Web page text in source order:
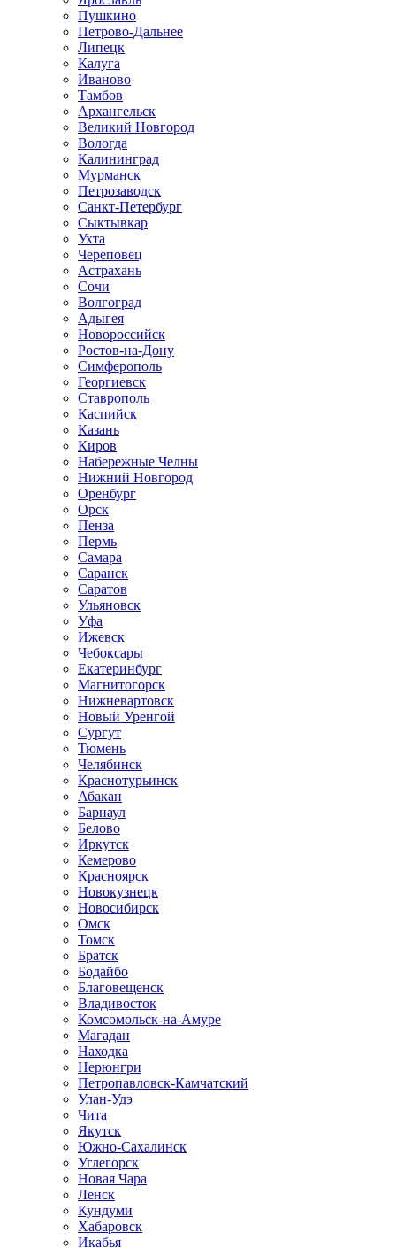
Пушкино
Петрово-Дальнее
Липецк
Калуга
Иваново
Тамбов
Архангельск
Великий Новгород
Вологда
Калининград
Мурманск
Петрозаводск
Санкт-Петербург
Сыктывкар
Ухта
Череповец
Астрахань
Сочи
Волгоград
Адыгея
Новороссийск
Ростов-на-Дону
Симферополь
Георгиевск
Ставрополь
Каспийск
Казань
Киров
Набережные Челны
Нижний Новгород
Оренбург
Орск
Пенза
Пермь
Самара
Саранск
Саратов
Ульяновск
Уфа
Ижевск
Чебоксары
Екатеринбург
Магнитогорск
Нижневартовск
Новый Уренгой
Сургут
Тюмень
Челябинск
Краснотурьинск
Абакан
Барнаул
Белово
Иркутск
Кемерово
Красноярск
Новокузнецк
Новосибирск
Омск
Томск
Братск
Бодайбо
Благовещенск
Владивосток
Комсомольск-на-Амуре
Магадан
Находка
Нерюнгри
Петропавловск-Камчатский
Улан-Удэ
Чита
Якутск
Южно-Сахалинск
Углегорск
Новая Чара
Ленск
Кундуми
Хабаровск
Икабья